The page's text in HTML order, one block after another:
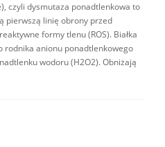
czyli dysmutaza ponadtlenkowa to
pierwszą linię obrony przed
formy tlenu (ROS). Białka
rodnika anionu ponadtlenkowego
wodoru (H2O2). Obniżają